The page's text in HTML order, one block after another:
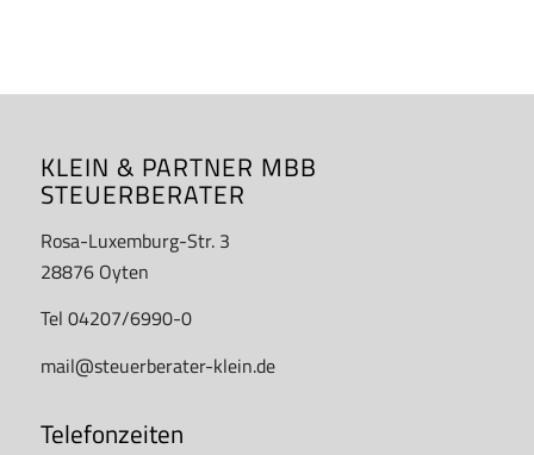
KLEIN & PARTNER MBB
STEUERBERATER
Rosa-Luxemburg-Str. 3
28876 Oyten
Tel 04207/6990-0
mail@steuerberater-klein.de
Telefonzeiten